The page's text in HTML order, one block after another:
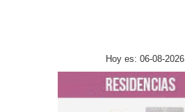
Hoy es: 06-08-2026